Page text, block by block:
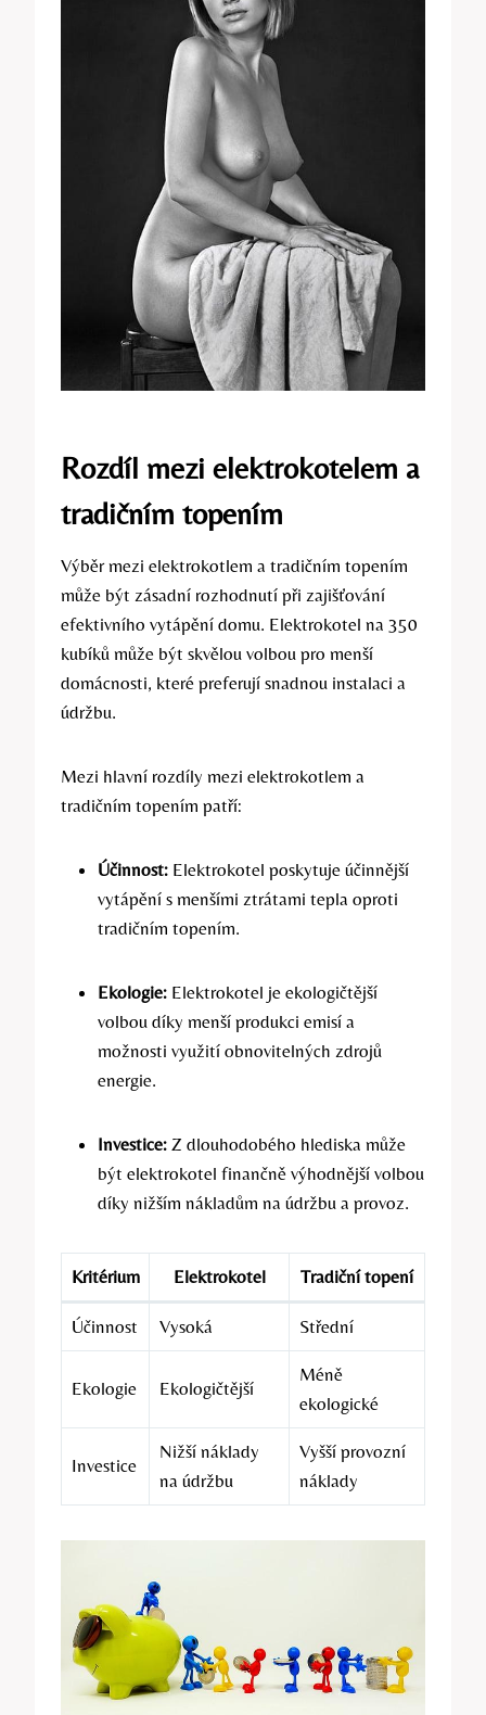
Rozdíl⁢ mezi ‌elektrokotelem a​
tradičním topením
Výběr mezi elektrokotlem a tradičním topením
⁢může být zásadní rozhodnutí při zajišťování
efektivního ‌vytápění domu. Elektrokotel na 350
kubíků může být‍ skvělou‍ volbou ‌pro menší
domácnosti, ​které preferují snadnou instalaci a
údržbu.
Mezi hlavní rozdíly mezi elektrokotlem‍ a
tradičním topením​ patří:
Účinnost: Elektrokotel poskytuje účinnější
vytápění s menšími ztrátami tepla oproti
tradičním‍ topením.
Ekologie: Elektrokotel je ekologičtější
volbou díky menší produkci emisí a⁣
možnosti využití ‍obnovitelných zdrojů
energie.
Investice: Z dlouhodobého hlediska může
být elektrokotel finančně výhodnější volbou
díky nižším nákladům na údržbu a provoz.
Kritérium Elektrokotel Tradiční topení
Účinnost Vysoká Střední
Ekologie Ekologičtější
Méně
ekologické
Investice
Nižší ⁢náklady
na údržbu
Vyšší provozní
náklady